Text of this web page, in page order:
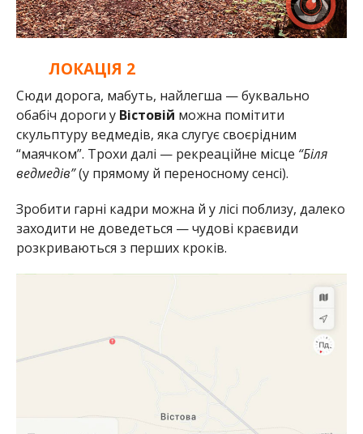
ЛОКАЦІЯ 2
Сюди дорога, мабуть, найлегша — буквально
обабіч дороги у Вістовій можна помітити
скульптуру ведмедів, яка слугує своєрідним
“маячком”. Трохи далі — рекреаційне місце “Біля
ведмедів”(у прямому й переносному сенсі).
Зробити гарні кадри можна й у лісі поблизу, далеко
заходити не доведеться — чудові краєвиди
розкриваються з перших кроків.